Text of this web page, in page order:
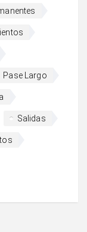
Pase Largo
Salidas